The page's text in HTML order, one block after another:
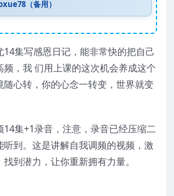
（备用）
14集写感恩日记，能非常快的把自己
，我 们用上课的这次机会养成这个
随心转，你的心念一转变，世界就变
14集+1录音，注意，录音已经压缩二
听到。这是讲解自我调频的视频，激
到潜力，让你重新拥有力量。